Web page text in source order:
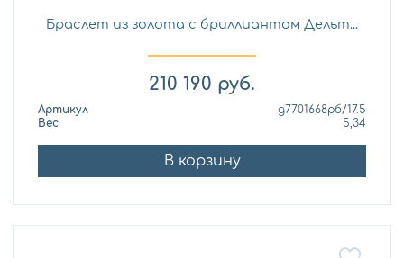
Браслет из золота с бриллиантом Дельт...
210 190 руб.
Артикул
д7701668рб/17.5
Вес
5,34
В корзину